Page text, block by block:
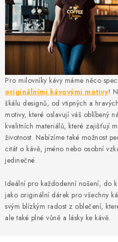
VLASTNÍ MOTIV
TRIČKA
OKAMŽITĚ K ODBĚRU
B2B
MÁM SRDCE POMÁHÁM
PROVIZNÍ SYSTÉM
Pro milovníky kávy máme něco
originálními kávovými motivy!
škálu designů, od vtipných a
motivy, které oslavují váš oblíbený
kvalitních materiálů, které zajišťují
životnost. Nabízíme také možnost
citát o kávě, jméno nebo osobní
jedinečné.
Ideální pro každodenní nošení, do
jako originální dárek pro všechny
svým blízkým radost z oblečení,
ale také plné vůně a lásky ke kávě.